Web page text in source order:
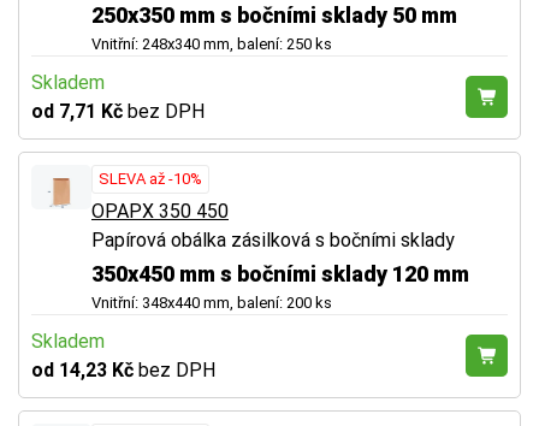
250x350 mm s bočními sklady 50 mm
Vnitřní: 248x340 mm, balení: 250 ks
Skladem
od 7,71 Kč bez DPH
SLEVA až -10%
OPAPX 350 450
Papírová obálka zásilková s bočními sklady
350x450 mm s bočními sklady 120 mm
Vnitřní: 348x440 mm, balení: 200 ks
Skladem
od 14,23 Kč bez DPH